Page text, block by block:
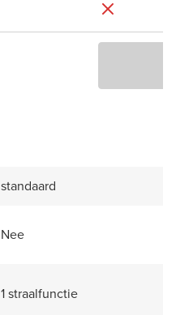
standaard
Nee
1 straalfunctie